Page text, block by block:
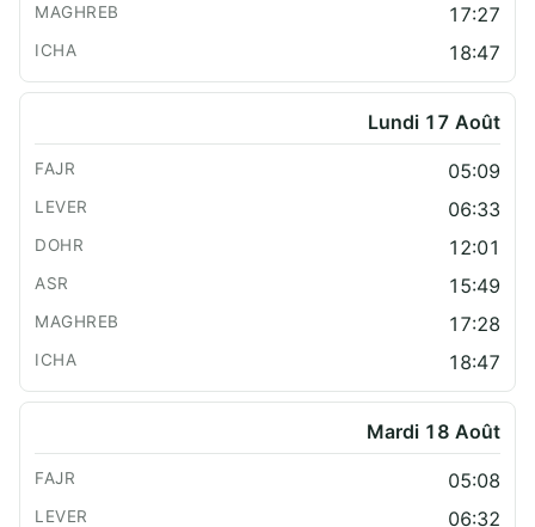
17:27
18:47
Lundi 17 Août
05:09
06:33
12:01
15:49
17:28
18:47
Mardi 18 Août
05:08
06:32